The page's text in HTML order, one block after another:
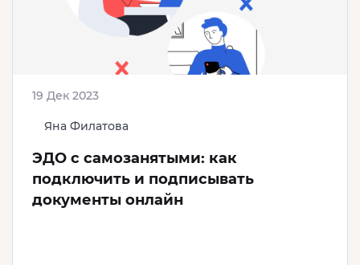
Яна Филатова
19 Дек 2023
ЭДО с самозанятыми: как
подключить и подписывать
документы онлайн